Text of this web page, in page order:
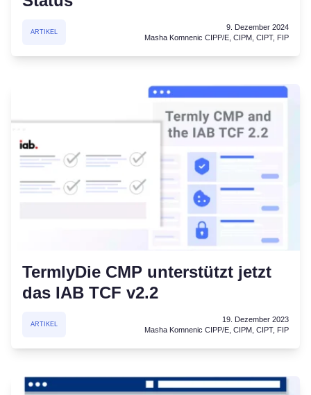
ARTIKEL
9. Dezember 2024
Masha Komnenic CIPP/E, CIPM, CIPT, FIP
TermlyDie CMP unterstützt jetzt
das IAB TCF v2.2
ARTIKEL
19. Dezember 2023
Masha Komnenic CIPP/E, CIPM, CIPT, FIP